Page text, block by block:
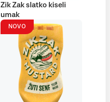
Zik Zak slatko kiseli
umak
NOVO